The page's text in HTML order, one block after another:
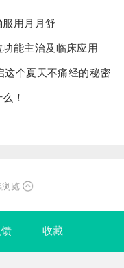
用月月舒
能主治及临床应用
这个夏天不痛经的秘密
！
浏览
收藏